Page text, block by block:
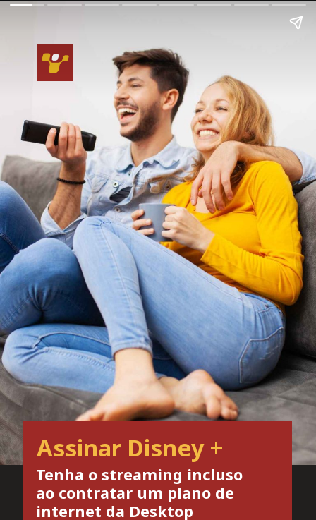
Assinar Disney +
Tenha o streaming incluso
ao contratar um plano de
internet da Desktop